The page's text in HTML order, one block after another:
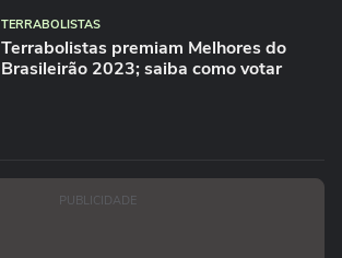
TERRABOLISTAS
Terrabolistas premiam Melhores do
Brasileirão 2023; saiba como votar
PUBLICIDADE